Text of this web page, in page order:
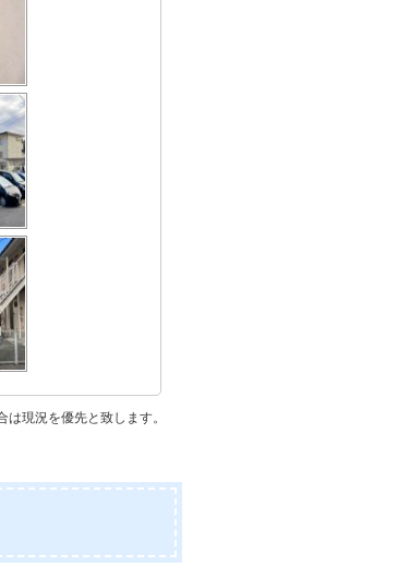
現況を優先と致します。